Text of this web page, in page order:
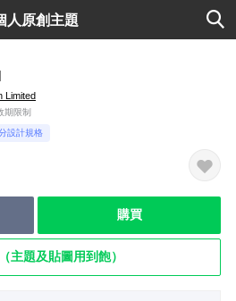
人原創主題
Limited
期限制
設計規格
購買
主題及貼圖用到飽）